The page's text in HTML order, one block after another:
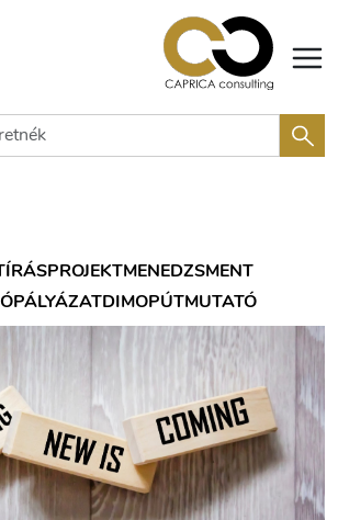
PROJEKTMENEDZSMENT
PÁLYÁZATDIMOPÚTMUTATÓ